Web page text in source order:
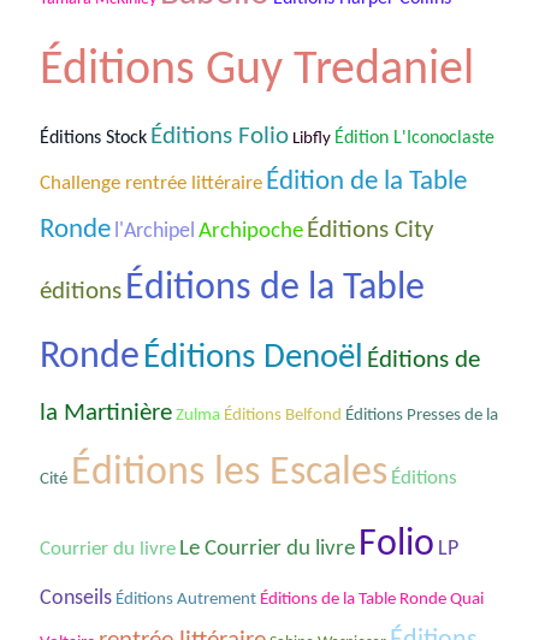
Éditions Guy Tredaniel
Éditions Stock Éditions Folio Libfly Édition L'Iconoclaste
Challenge rentrée littéraire Édition de la Table
Ronde l'Archipel Archipoche Éditions City
éditions Éditions de la Table
Ronde Éditions Denoël Éditions de
la Martinière Zulma Éditions Belfond Éditions Presses de la
Cité Éditions les Escales Éditions
Courrier du livre Le Courrier du livre Folio LP
Conseils Éditions Autrement Éditions de la Table Ronde Quai